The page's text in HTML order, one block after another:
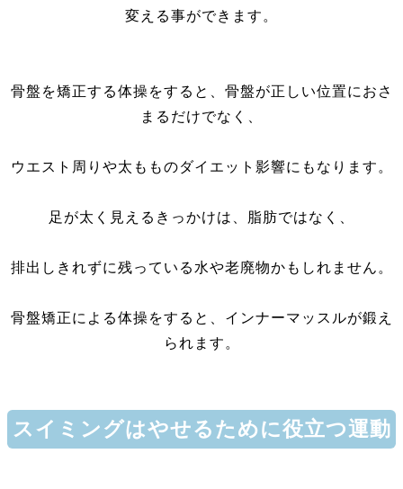
変える事ができます。
骨盤を矯正する体操をすると、骨盤が正しい位置におさ
まるだけでなく、
ウエスト周りや太もものダイエット影響にもなります。
足が太く見えるきっかけは、脂肪ではなく、
排出しきれずに残っている水や老廃物かもしれません。
骨盤矯正による体操をすると、インナーマッスルが鍛え
られます。
スイミングはやせるために役立つ運動